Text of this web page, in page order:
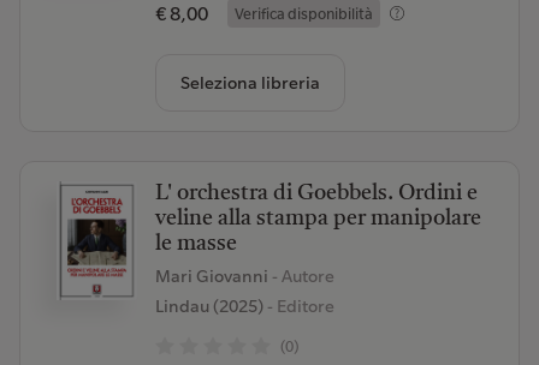
€ 8,00 Verifica disponibilità
Seleziona libreria
L' orchestra di Goebbels. Ordini e
veline alla stampa per manipolare
le masse
Mari Giovanni - Autore
Lindau (2025)- Editore
(0)